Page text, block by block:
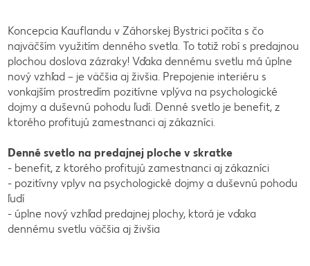
Koncepcia Kauflandu v Záhorskej Bystrici počíta s čo
najväčším využitím denného svetla. To totiž robí s predajnou
plochou doslova zázraky! Vďaka dennému svetlu má úplne
nový vzhľad – je väčšia aj živšia. Prepojenie interiéru s
vonkajším prostredím pozitívne vplýva na psychologické
dojmy a duševnú pohodu ľudí. Denné svetlo je benefit, z
ktorého profitujú zamestnanci aj zákazníci.
Denné svetlo na predajnej ploche v skratke
- benefit, z ktorého profitujú zamestnanci aj zákazníci
- pozitívny vplyv na psychologické dojmy a duševnú pohodu
ľudí
- úplne nový vzhľad predajnej plochy, ktorá je vďaka
dennému svetlu väčšia aj živšia